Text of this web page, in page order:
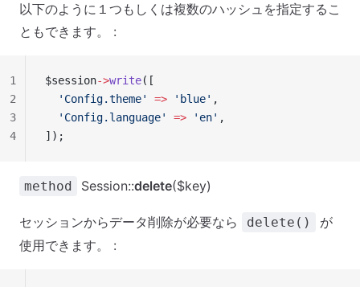
以下のように１つもしくは複数のハッシュを指定するこ
ともできます。 :
$session->write([
  'Config.theme'
=> 'blue' ,
  'Config.language'
=> 'en' ,
]);
1
2
3
4
method Session::delete($key)
セッションからデータ削除が必要なら delete()
が
使用できます。 :